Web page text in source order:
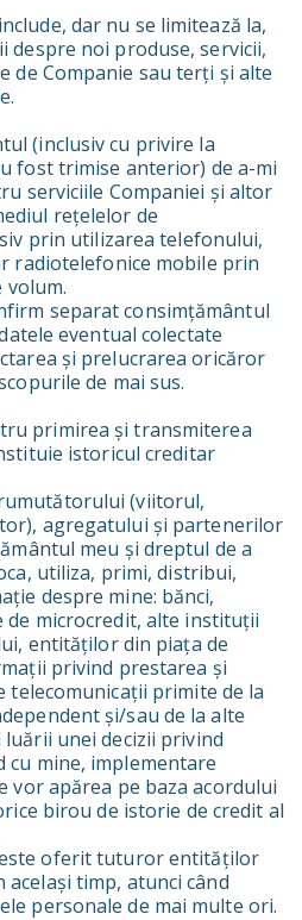
dar nu se limitează la,
despre noi produse, servicii,
de Companie sau terți și alte
(inclusiv cu privire la
fost trimise anterior) de a-mi
serviciile Companiei și altor
rețelelor de
prin utilizarea telefonului,
radiotelefonice mobile prin
volum.
separat consimțământul
eventual colectate
și prelucrarea oricăror
de mai sus.
primirea și transmiterea
istoricul creditar
(viitorul,
agregatului și partenerilor
meu și dreptul de a
utiliza, primi, distribui,
despre mine: bănci,
microcredit, alte instituții
entităților din piața de
privind prestarea și
telecomunicații primite de la
și/sau de la alte
unei decizii privind
cu mine, implementare
vor apărea pe baza acordului
birou de istorie de credit al
oferit tuturor entităților
timp, atunci când
personale de mai multe ori.